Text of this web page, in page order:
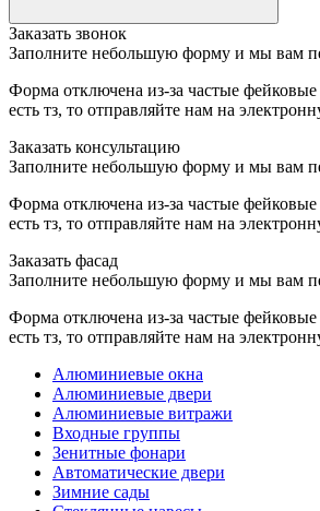
şans
casino
vidobet
|
vidobet
|
vidobet
güncel
|
vidobet
giriş
casinolevant
|
casinolevant
|
casinolevant
|
vidobet
giriş
şans
casino
casinolevant
giriş
casino
şans
şans
casino
|
casino
levant
casino
şans
casino
şans
boostaro
|
casinolevant
giriş
şans
casino
|
casinolevant
giriş
şanscasino
|
vidobet
|
vidobet
giriş
levant
casino
gorabet
|
galyabet
|
gorabet
|
gorabet
|
gorabet
|
vidobet
giriş
galyabet
|
gorabet
|
gorabet
Заказать звонок
Заполните небольшую форму и мы вам
Форма отключена из-за частые фейковые
есть тз, то отправляйте нам на
Заказать консультацию
Заполните небольшую форму и мы вам
Форма отключена из-за частые фейковые
есть тз, то отправляйте нам на
Заказать фасад
Заполните небольшую форму и мы вам
Форма отключена из-за частые фейковые
есть тз, то отправляйте нам на
Алюминиевые окна
Алюминиевые двери
Алюминиевые витражи
Входные группы
Зенитные фонари
Автоматические двери
Зимние сады